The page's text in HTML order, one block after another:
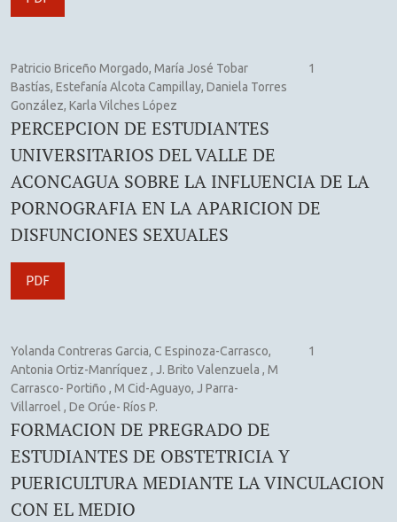
Patricio Briceño Morgado, María José Tobar
Bastías, Estefanía Alcota Campillay, Daniela Torres
González, Karla Vilches López
1
PERCEPCION DE ESTUDIANTES
UNIVERSITARIOS DEL VALLE DE
ACONCAGUA SOBRE LA INFLUENCIA DE LA
PORNOGRAFIA EN LA APARICION DE
DISFUNCIONES SEXUALES
PDF
Yolanda Contreras Garcia, C Espinoza-Carrasco,
Antonia Ortiz-Manríquez , J. Brito Valenzuela , M
Carrasco- Portiño , M Cid-Aguayo, J Parra-
Villarroel , De Orúe- Ríos P.
1
FORMACION DE PREGRADO DE
ESTUDIANTES DE OBSTETRICIA Y
PUERICULTURA MEDIANTE LA VINCULACION
CON EL MEDIO